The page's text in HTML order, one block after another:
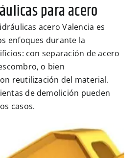
para acero
acero Valencia es
enfoques durante la
con separación de acero
o bien
reutilización del material.
de demolición pueden
casos.